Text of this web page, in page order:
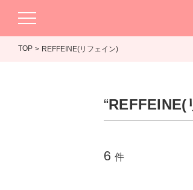
TOP REFFEINE(リフェイン)
“REFFEINE(
6 件